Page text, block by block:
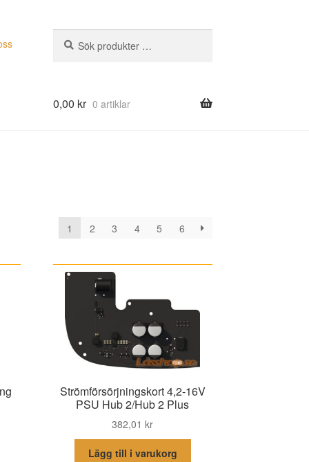
efter:
0,00 kr 0 artiklar
1 2 3 4 5 6
Strömförsörjningskort 4,2-16V
PSU Hub 2/Hub 2 Plus
382,01kr
Lägg till i varukorg